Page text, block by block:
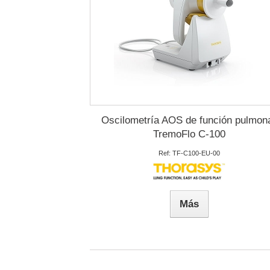
Oscilometría AOS de función
TremoFlo C-100
Ref: TF-C100-EU-00
Más